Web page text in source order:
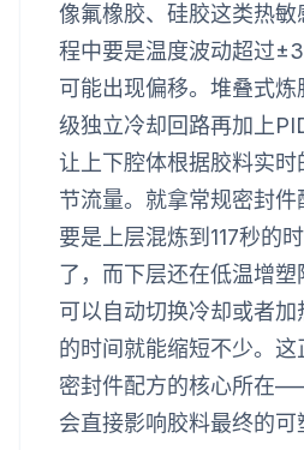
像氟橡胶、硅胶这类热
程中要是温度波动超过
可能出现偏移。堆叠式
级独立冷却回路再加上
让上下腔体根据胶料实时
节流量。就拿常规密封件
要是上层混炼到117秒的
了，而下层还在低温增
可以自动切换冷却或者
的时间就能缩短不少。
密封件配方的核心所在
会直接影响胶料最终的可